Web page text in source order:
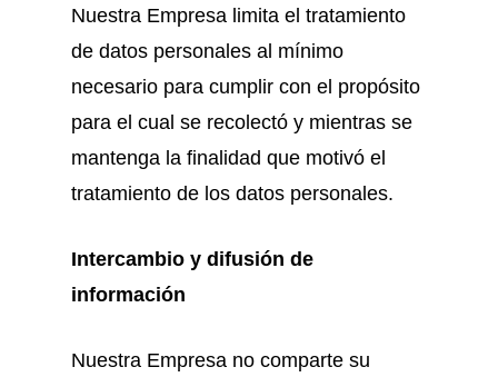
Nuestra Empresa limita el tratamiento
de datos personales al mínimo
necesario para cumplir con el propósito
para el cual se recolectó y mientras se
mantenga la finalidad que motivó el
tratamiento de los datos personales.
Intercambio y difusión de
información
Nuestra Empresa no comparte su